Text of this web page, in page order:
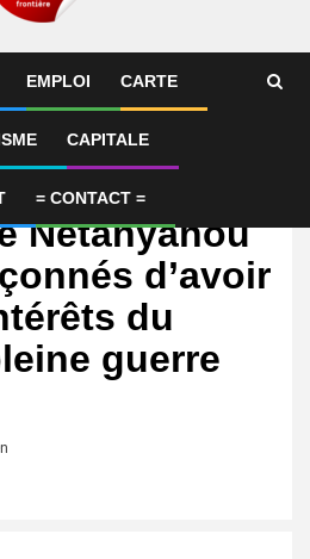
EMPLOI CARTE
CAPITALE
= CONTACT =
comment des
Netanyahou
d’avoir
du
guerre